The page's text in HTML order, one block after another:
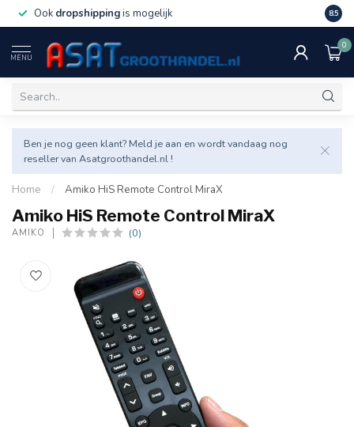
Ook dropshippingis mogelijk Veel
8.5
MENU
0
Ben je nog geen klant? Meld je aan en wordt vandaag nog
reseller van Asatgroothandel.nl !
Home / Amiko HiS Remote Control MiraX
Amiko HiS Remote Control MiraX
AMIKO (0)